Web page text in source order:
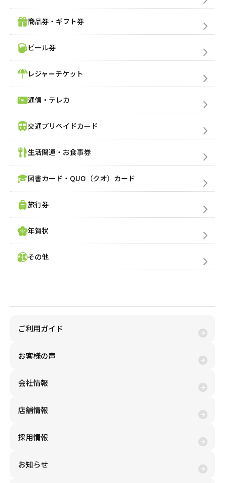
売りたい金券の買取価格を検索
買いたい金券を検索
商品券・ギフト券
ビール券
レジャーチケット
通信・テレカ
交通プリペイドカード
生活関連・お食事券
図書カード・QUO（クオ）カード
旅行券
年賀状
その他
ご利用ガイド
お客様の声
会社情報
店舗情報
採用情報
お知らせ